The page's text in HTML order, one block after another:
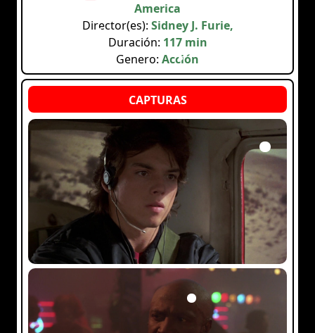
America
Director(es): Sidney J. Furie,
Duración: 117 min
Genero: Acción